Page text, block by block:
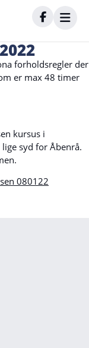
forholdsregler der
er max 48 timer
kursus i
syd for Åbenrå.
080122